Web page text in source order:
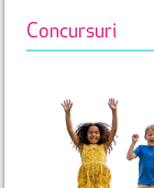
Concursuri